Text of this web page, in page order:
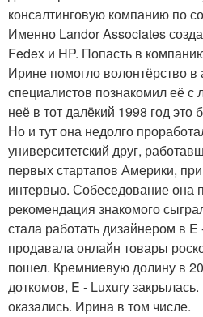
консалтинговую компанию по
Именно Landor Associates
Fedex и HP. Попасть в
Ирине помогло волонтёрство в
специалистов познакомил её с
неё в тот далёкий 1998 год это
Но и тут она недолго
университетский друг,
первых стартапов Америки,
интервью. Собеседование она
рекомендация знакомого
стала работать дизайнером в E
продавала онлайн товары
пошел. Кремниевую долину в
доткомов, E - Luxury
оказались. Ирина в том числе.